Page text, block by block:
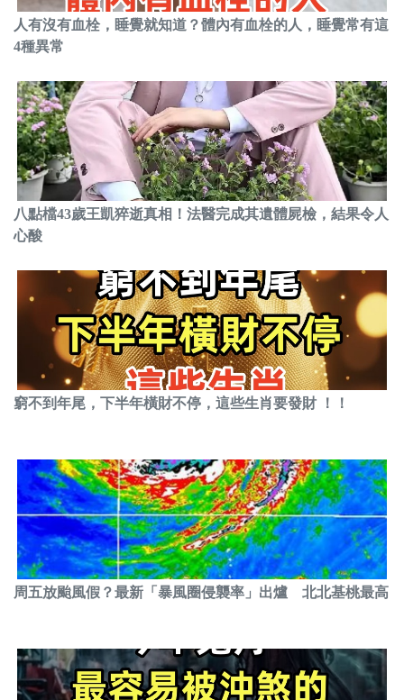
人有沒有血栓，睡覺就知道？體內有血栓的人，睡覺常有這
4種異常
八點檔43歲王凱猝逝真相！法醫完成其遺體屍檢，結果令人
心酸
窮不到年尾，下半年橫財不停，這些生肖要發財 ！！
周五放颱風假？最新「暴風圈侵襲率」出爐 北北基桃最高